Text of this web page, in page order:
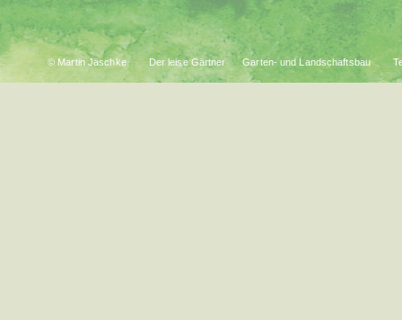
© Martin Jäschke Der leise Gärtner Garten- und Landschaftsbau